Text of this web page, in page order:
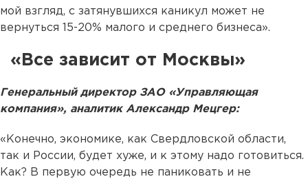
мой взгляд, с затянувшихся каникул может не
вернуться 15-20% малого и среднего бизнеса».
«Все зависит от Москвы»
Генеральный директор ЗАО «Управляющая
компания», аналитик Александр Мецгер:
«Конечно, экономике, как Свердловской области,
так и России, будет хуже, и к этому надо готовиться.
Как? В первую очередь не паниковать и не